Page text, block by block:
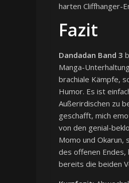
harten Cliffhanger-
Fazit
Dandadan Band 3
Manga-
brachiale Kämpfe,
Humor. Es ist
Außerirdischen zu
geschafft, mich
von den genial-
Momo und Okarun,
des offenen Endes,
bereits die beiden